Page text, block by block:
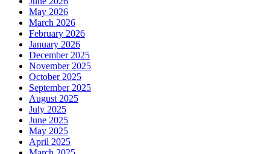
May 2026
March 2026
February 2026
January 2026
December 2025
November 2025
October 2025
September 2025
August 2025
July 2025
June 2025
May 2025
April 2025